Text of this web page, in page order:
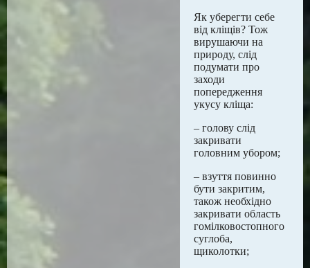
Як уберегти себе
від кліщів? Тож
вирушаючи на
природу, слід
подумати про
заходи
попередження
укусу кліща:
– голову слід
закривати
головним убором;
– взуття повинно
бути закритим,
також необхідно
закривати область
гомілковостопного
суглоба,
щиколотки;